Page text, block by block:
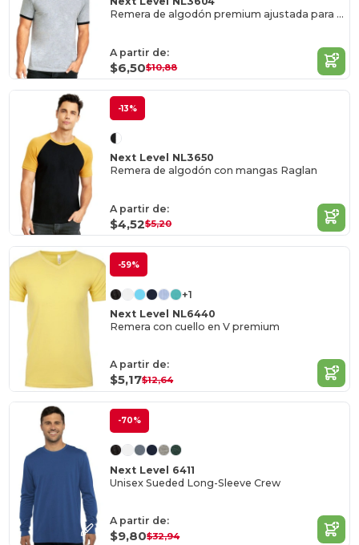
Remera de algodón premium ajustada para hombres
A partir de:
$6,50$10,88
-13%
Next Level NL3650
Remera de algodón con mangas Raglan
A partir de:
$4,52$5,20
-59%
+1
Next Level NL6440
Remera con cuello en V premium
A partir de:
$5,17$12,64
-70%
Next Level 6411
Unisex Sueded Long-Sleeve Crew
A partir de:
$9,80$32,94